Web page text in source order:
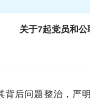
关于7起党员和
后问题整治，严